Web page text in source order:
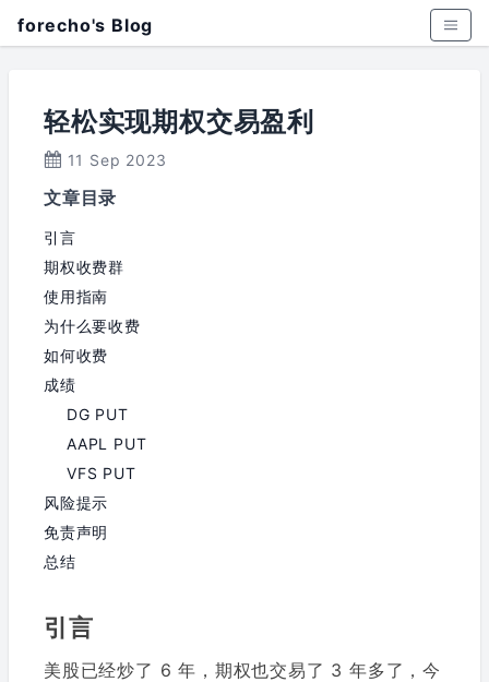
forecho's Blog
轻松实现期权交易盈利
11 Sep 2023
文章目录
引言
期权收费群
使用指南
为什么要收费
如何收费
成绩
DG PUT
AAPL PUT
VFS PUT
风险提示
免责声明
总结
引言
美股已经炒了 6 年，期权也交易了 3 年多了，今